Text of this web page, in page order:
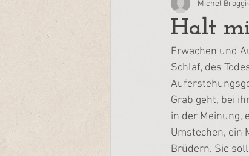
Halt
Michel Broggi
Erwachen und
Schlaf, des
Grab geht, bei
in der Meinung,
Umstechen, ein
Brüdern. Sie